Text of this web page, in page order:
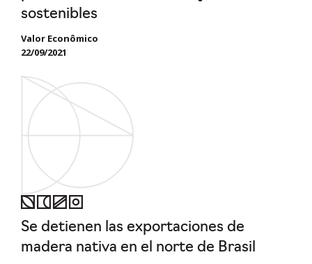
sostenibles
Valor Econômico
22/09/2021
Se detienen las exportaciones de
madera nativa en el norte de Brasil